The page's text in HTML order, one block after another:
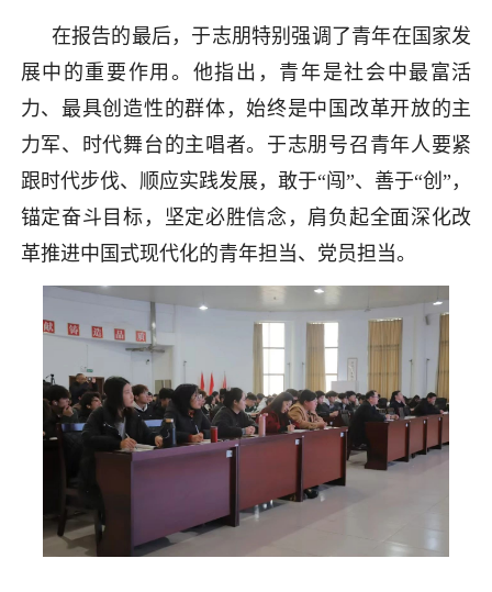
在报告的最后，于志朋特别强调了青年在国家发
展中的重要作用。他指出，青年是社会中最富活
力、最具创造性的群体，始终是中国改革开放的主
力军、时代舞台的主唱者。于志朋号召青年人要紧
跟时代步伐、顺应实践发展，敢于“闯”、善于“创”，
锚定奋斗目标，坚定必胜信念，肩负起全面深化改
革推进中国式现代化的青年担当、党员担当。